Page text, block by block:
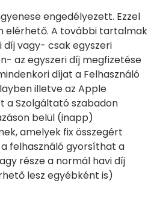
engedélyezett. Ezzel
elérhető. A további tartalmak
díj vagy- csak egyszeri
az egyszeri díj megfizetése
díjat a Felhasználó
illetve az Apple
a Szolgáltató szabadon
belül (inapp)
amelyek fix összegért
felhasználó gyorsíthat a
része a normál havi díj
lesz egyébként is)